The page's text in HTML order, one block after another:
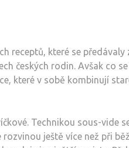
receptů, které se předávaly
českých rodin. Avšak co
které v sobě kombinují
Technikou sous-vide
ještě více než při